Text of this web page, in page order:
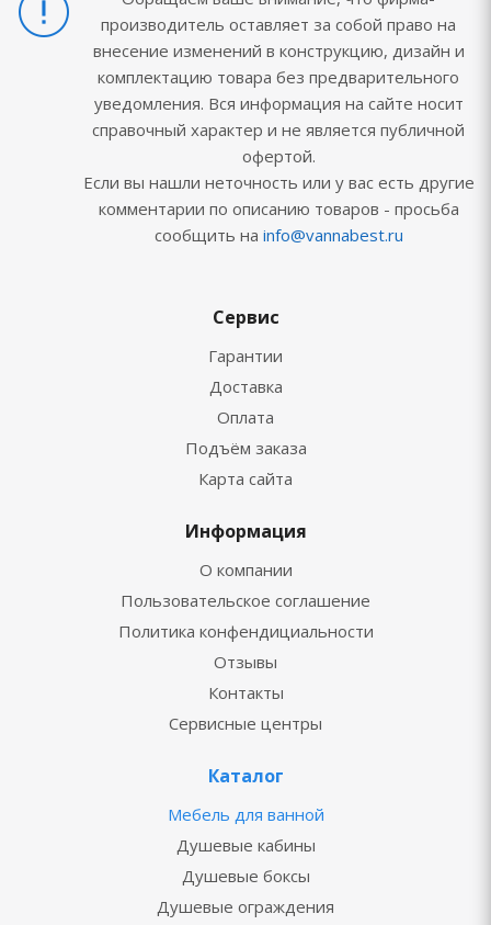
производитель оставляет за собой право на
внесение изменений в конструкцию, дизайн и
комплектацию товара без предварительного
уведомления. Вся информация на сайте носит
справочный характер и не является публичной
офертой.
Если вы нашли неточность или у вас есть другие
комментарии по описанию товаров - просьба
сообщить на info@vannabest.ru
Сервис
Гарантии
Доставка
Оплата
Подъём заказа
Карта сайта
Информация
О компании
Пользовательское соглашение
Политика конфендициальности
Отзывы
Контакты
Сервисные центры
Каталог
Мебель для ванной
Душевые кабины
Душевые боксы
Душевые ограждения